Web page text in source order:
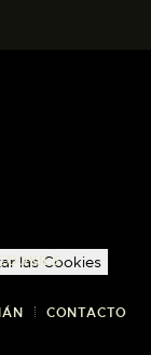
CONTACTO
las Cookies